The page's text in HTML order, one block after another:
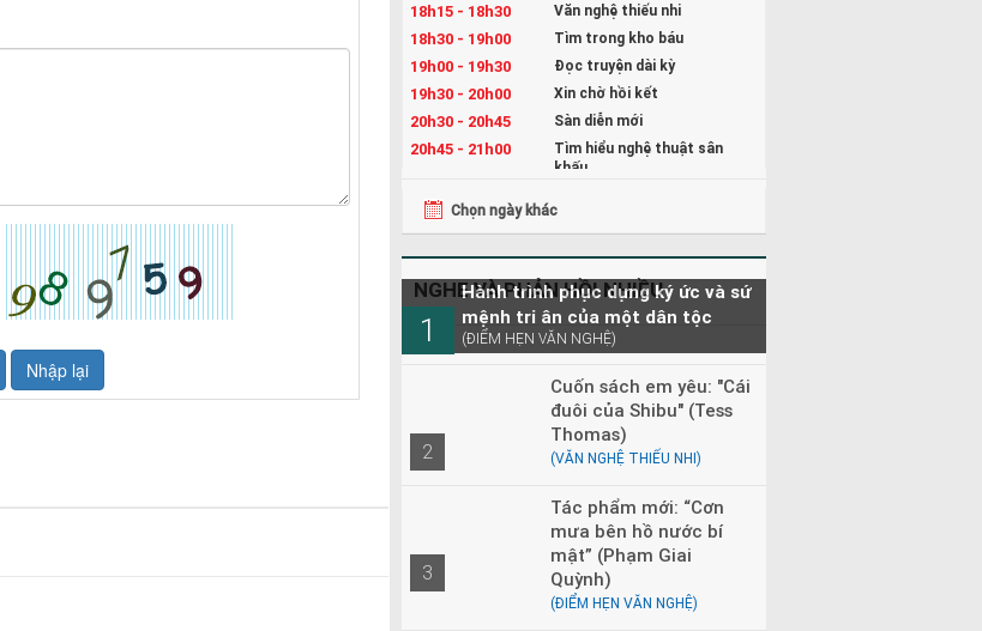
18h15 - 18h30 Văn nghệ thiếu nhi
18h30 - 19h00 Tìm trong kho báu
19h00 - 19h30 Đọc truyện dài kỳ
19h30 - 20h00 Xin chờ hồi kết
20h30 - 20h45 Sàn diễn mới
20h45 - 21h00
Tìm hiểu nghệ thuật sân
khấu
22h30 - 23h00
Chọn ngày khác
NGHE VÀ PHẢN HỒI NHIỀU
1
Hành trình phục dựng ký ức và sứ
mệnh tri ân của một dân tộc
(ĐIỂM HẸN VĂN NGHỆ)
2
Cuốn sách em yêu: "Cái
đuôi của Shibu" (Tess
Thomas)
(VĂN NGHỆ THIẾU NHI)
3
Tác phẩm mới: “Cơn
mưa bên hồ nước bí
mật” (Phạm Giai
Quỳnh)
(ĐIỂM HẸN VĂN NGHỆ)